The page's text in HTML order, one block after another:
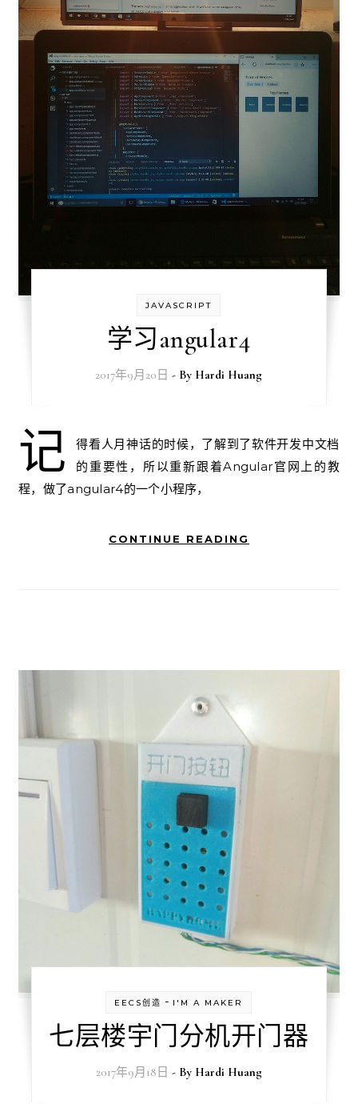
JAVASCRIPT
学习angular4
2017年9月20日 - By Hardi Huang
记
得看人月神话的时候，了解到了软件开发中文档
的重要性，所以重新跟着Angular官网上的教
程，做了angular4的一个小程序，
CONTINUE READING
EECS创造 - I'M A MAKER
七层楼宇门分机开门器
2017年9月18日 - By Hardi Huang